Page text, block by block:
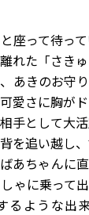
座って待っ
れた「さき
あきのお守
愛さに胸が
手として大
を追い越し
あちゃんに
ゃに乗って
るような出